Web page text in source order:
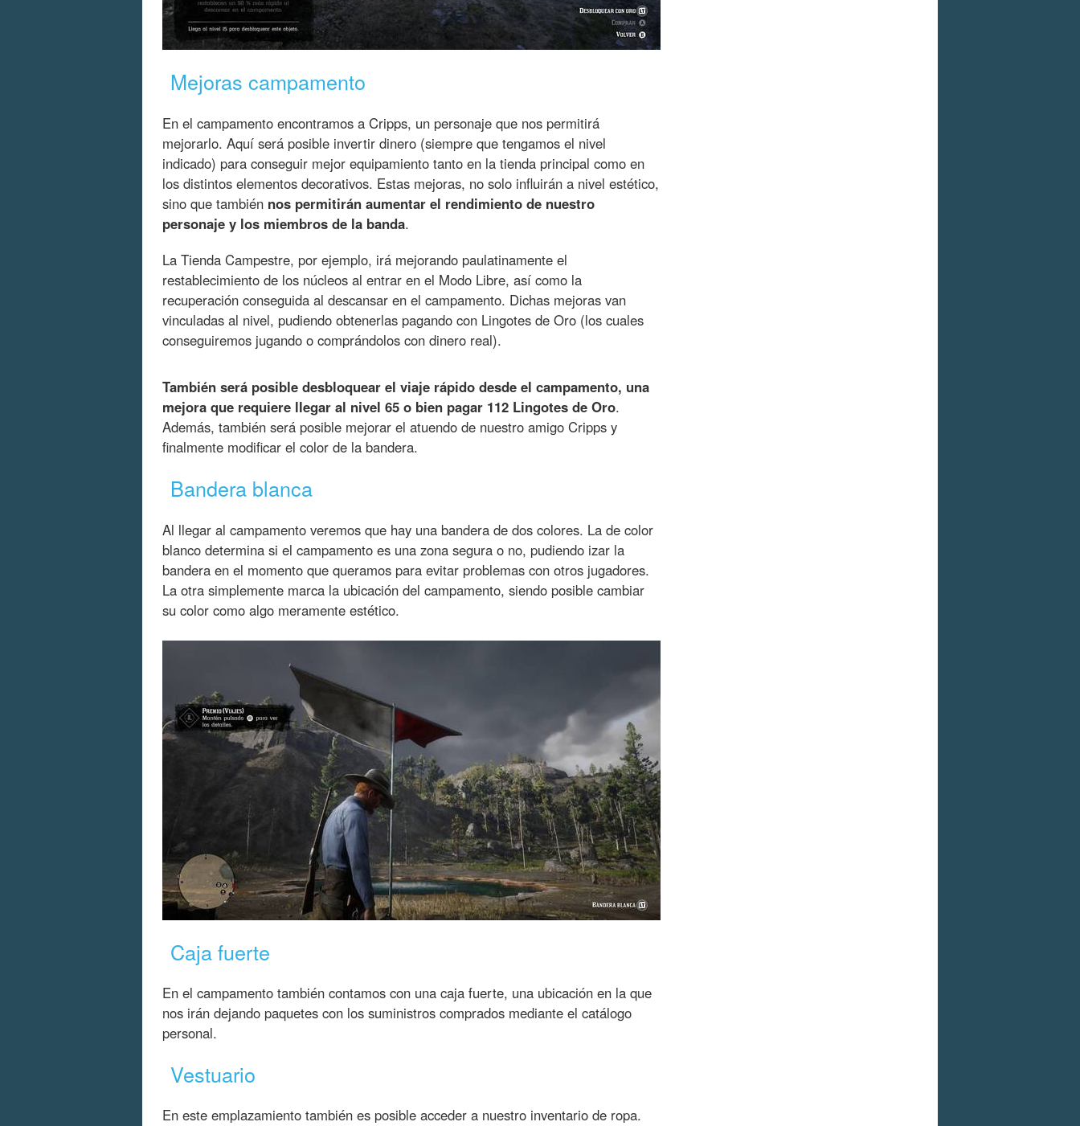
Mejoras campamento
En el campamento encontramos a Cripps, un personaje que nos permitirá
mejorarlo. Aquí será posible invertir dinero (siempre que tengamos el nivel
indicado) para conseguir mejor equipamiento tanto en la tienda principal como en
los distintos elementos decorativos. Estas mejoras, no solo influirán a nivel estético,
sino que también nos permitirán aumentar el rendimiento de nuestro
personaje y los miembros de la banda.
La Tienda Campestre, por ejemplo, irá mejorando paulatinamente el
restablecimiento de los núcleos al entrar en el Modo Libre, así como la
recuperación conseguida al descansar en el campamento. Dichas mejoras van
vinculadas al nivel, pudiendo obtenerlas pagando con Lingotes de Oro (los cuales
conseguiremos jugando o comprándolos con dinero real).
También será posible desbloquear el viaje rápido desde el campamento, una
mejora que requiere llegar al nivel 65 o bien pagar 112 Lingotes de Oro.
Además, también será posible mejorar el atuendo de nuestro amigo Cripps y
finalmente modificar el color de la bandera.
Bandera blanca
Al llegar al campamento veremos que hay una bandera de dos colores. La de color
blanco determina si el campamento es una zona segura o no, pudiendo izar la
bandera en el momento que queramos para evitar problemas con otros jugadores.
La otra simplemente marca la ubicación del campamento, siendo posible cambiar
su color como algo meramente estético.
Caja fuerte
En el campamento también contamos con una caja fuerte, una ubicación en la que
nos irán dejando paquetes con los suministros comprados mediante el catálogo
personal.
Vestuario
En este emplazamiento también es posible acceder a nuestro inventario de ropa.